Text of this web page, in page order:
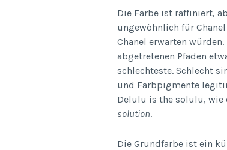
Die Farbe ist raffiniert,
ungewöhnlich für
Chanel erwarten
abgetretenen Pfaden
schlechteste. Schlecht
und Farbpigmente
Delulu is the solulu, wie
solution.
Die Grundfarbe ist ein